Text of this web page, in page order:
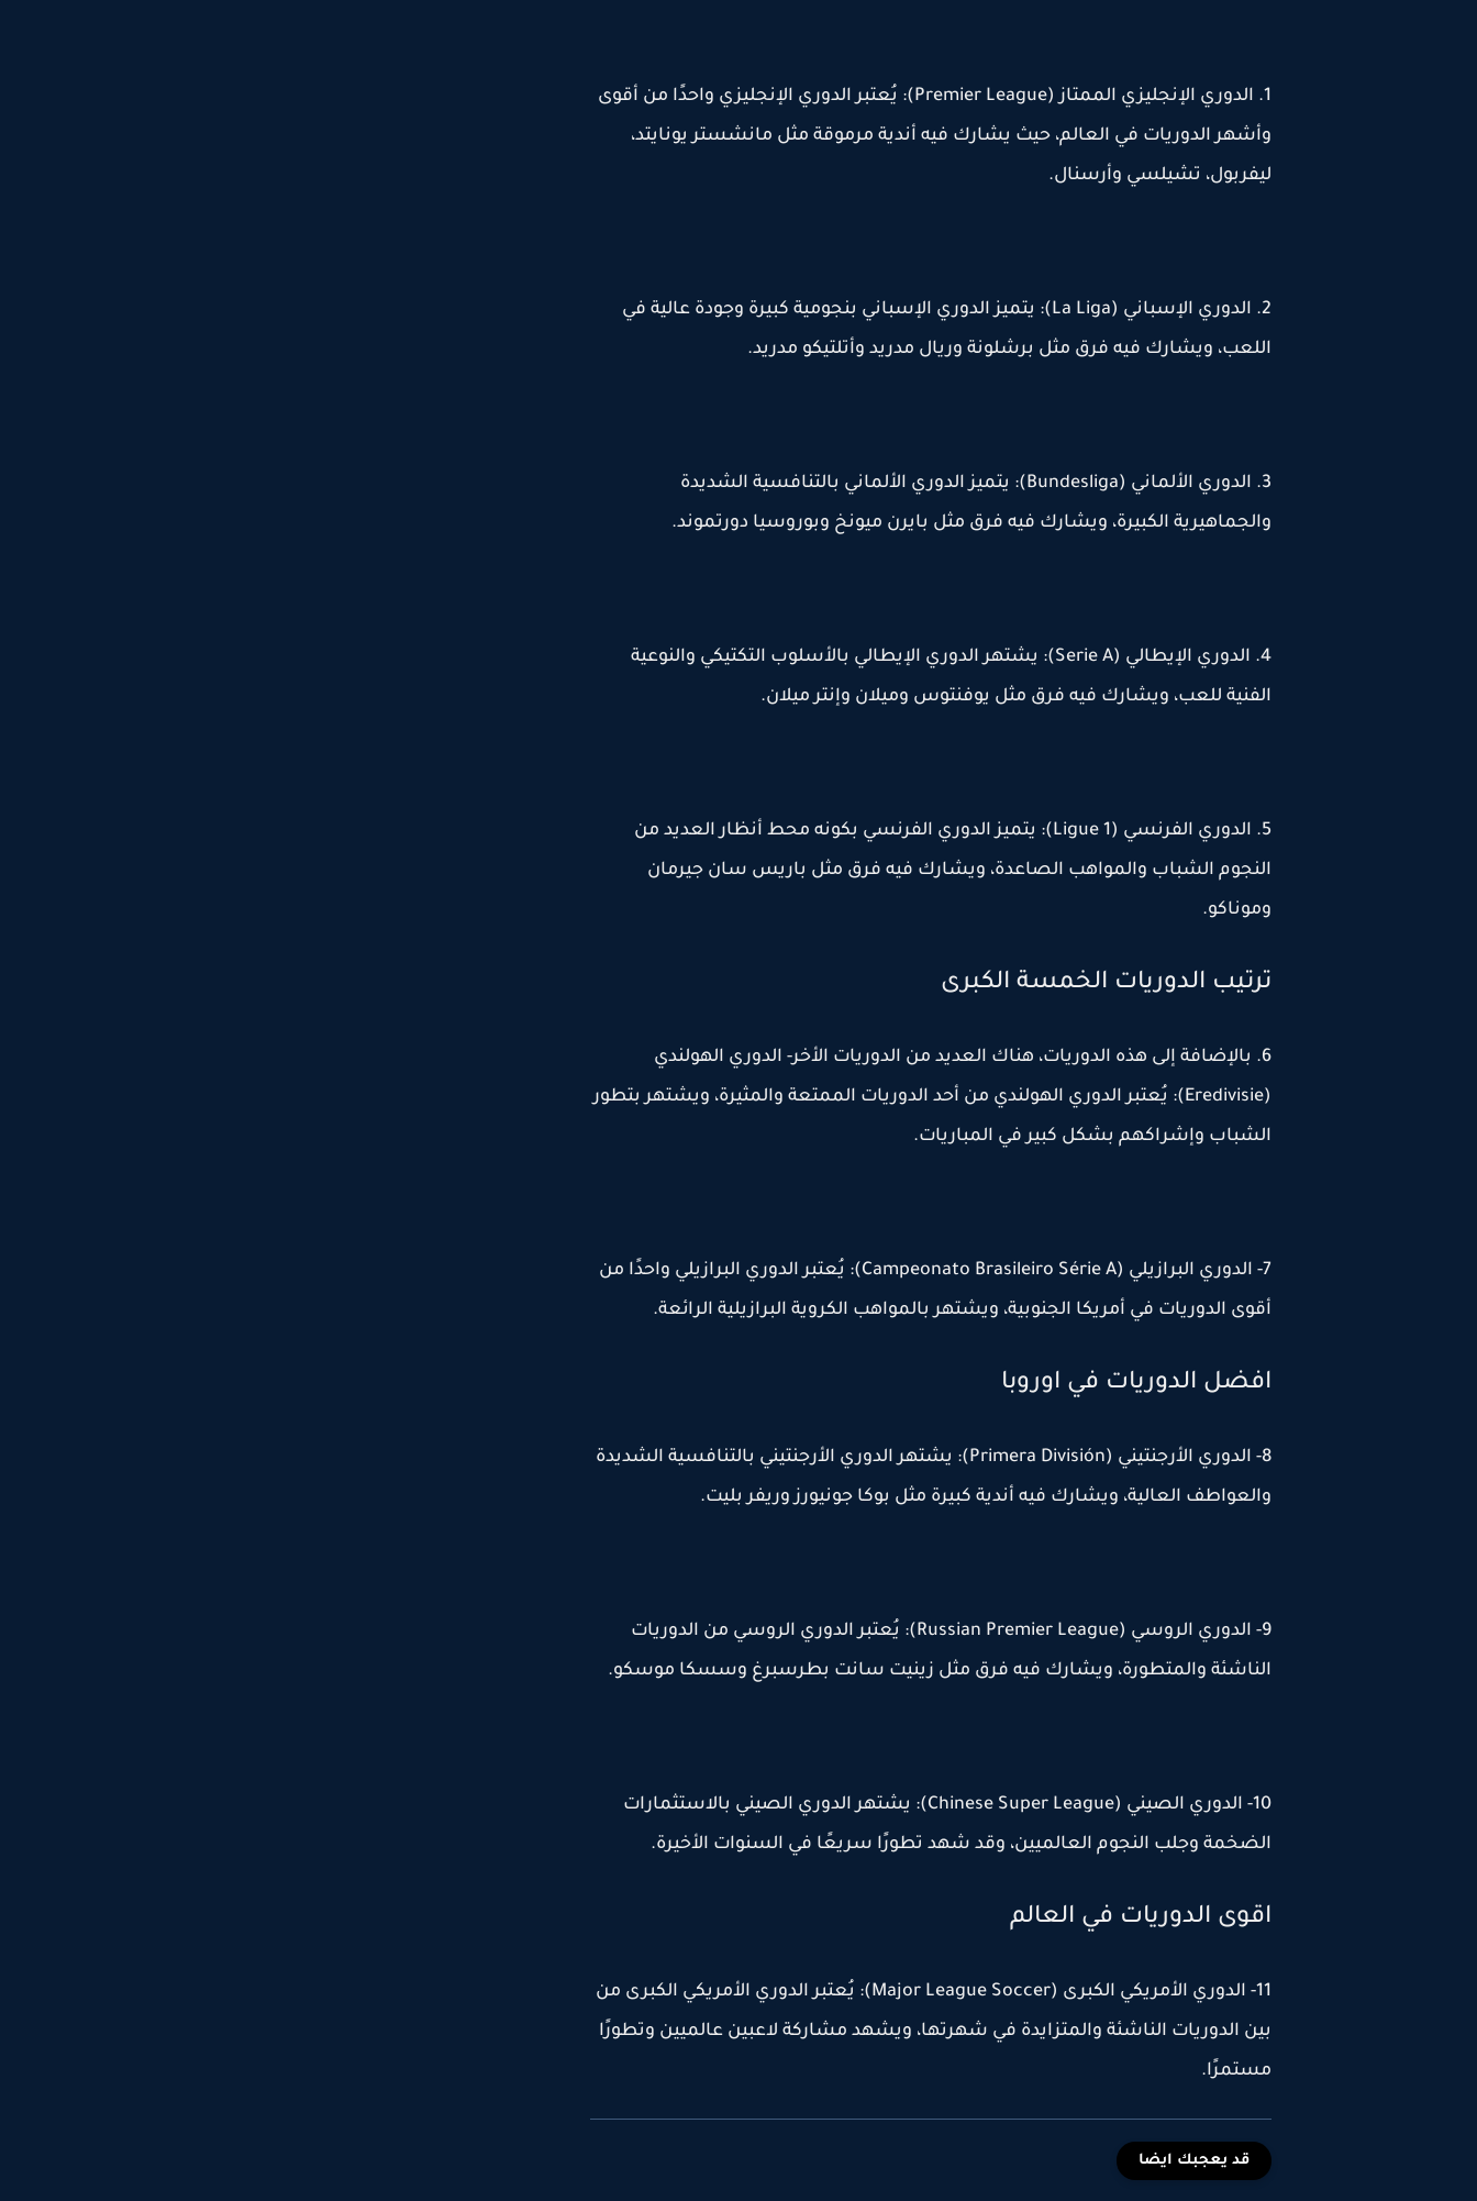
1. الدوري الإنجليزي الممتاز (Premier League): يُعتبر الدوري الإنجليزي واحدًا من أقوى
وأشهر الدوريات في العالم، حيث يشارك فيه أندية مرموقة مثل مانشستر يونايتد،
ليفربول، تشيلسي وأرسنال.
2. الدوري الإسباني (La Liga): يتميز الدوري الإسباني بنجومية كبيرة وجودة عالية في
اللعب، ويشارك فيه فرق مثل برشلونة وريال مدريد وأتلتيكو مدريد.
3. الدوري الألماني (Bundesliga): يتميز الدوري الألماني بالتنافسية الشديدة
والجماهيرية الكبيرة، ويشارك فيه فرق مثل بايرن ميونخ وبوروسيا دورتموند.
4. الدوري الإيطالي (Serie A): يشتهر الدوري الإيطالي بالأسلوب التكتيكي والنوعية
الفنية للعب، ويشارك فيه فرق مثل يوفنتوس وميلان وإنتر ميلان.
5. الدوري الفرنسي (Ligue 1): يتميز الدوري الفرنسي بكونه محط أنظار العديد من
النجوم الشباب والمواهب الصاعدة، ويشارك فيه فرق مثل باريس سان جيرمان
وموناكو.
ترتيب الدوريات الخمسة الكبرى
6. بالإضافة إلى هذه الدوريات، هناك العديد من الدوريات الأخر- الدوري الهولندي
(Eredivisie): يُعتبر الدوري الهولندي من أحد الدوريات الممتعة والمثيرة، ويشتهر بتطور
الشباب وإشراكهم بشكل كبير في المباريات.
7- الدوري البرازيلي (Campeonato Brasileiro Série A): يُعتبر الدوري البرازيلي واحدًا من
أقوى الدوريات في أمريكا الجنوبية، ويشتهر بالمواهب الكروية البرازيلية الرائعة.
افضل الدوريات في اوروبا
8- الدوري الأرجنتيني (Primera División): يشتهر الدوري الأرجنتيني بالتنافسية الشديدة
والعواطف العالية، ويشارك فيه أندية كبيرة مثل بوكا جونيورز وريفر بليت.
9- الدوري الروسي (Russian Premier League): يُعتبر الدوري الروسي من الدوريات
الناشئة والمتطورة، ويشارك فيه فرق مثل زينيت سانت بطرسبرغ وسسكا موسكو.
10- الدوري الصيني (Chinese Super League): يشتهر الدوري الصيني بالاستثمارات
الضخمة وجلب النجوم العالميين، وقد شهد تطورًا سريعًا في السنوات الأخيرة.
اقوى الدوريات في العالم
11- الدوري الأمريكي الكبرى (Major League Soccer): يُعتبر الدوري الأمريكي الكبرى من
بين الدوريات الناشئة والمتزايدة في شهرتها، ويشهد مشاركة لاعبين عالميين وتطورًا
مستمرًا.
قد يعجبك ايضا